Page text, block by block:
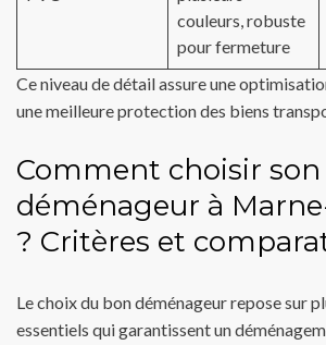
couleurs, robuste
pour fermeture
Ce niveau de détail assure une
une meilleure protection des biens
Comment choisir son
déménageur à
? Critères et
Le choix du bon déménageur repose sur
essentiels qui garantissent un